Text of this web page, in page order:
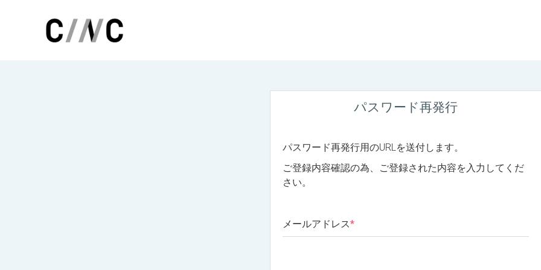
パスワード再発行
パスワード再発行用のURLを送付します。
ご登録内容確認の為、ご登録された内容を入力してくだ
さい。
メールアドレス*